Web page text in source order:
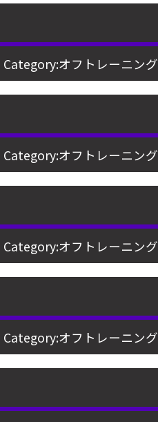
Category:オフトレーニング
Category:オフトレーニング
Category:オフトレーニング
Category:オフトレーニング